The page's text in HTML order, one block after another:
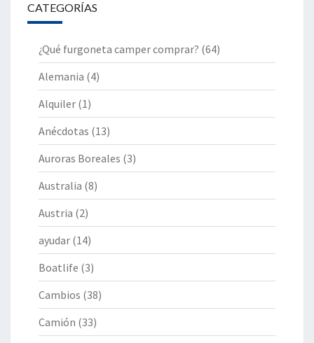
CATEGORÍAS
¿Qué furgoneta camper comprar? (64)
Alemania (4)
Alquiler (1)
Anécdotas (13)
Auroras Boreales (3)
Australia (8)
Austria (2)
ayudar (14)
Boatlife (3)
Cambios (38)
Camión (33)